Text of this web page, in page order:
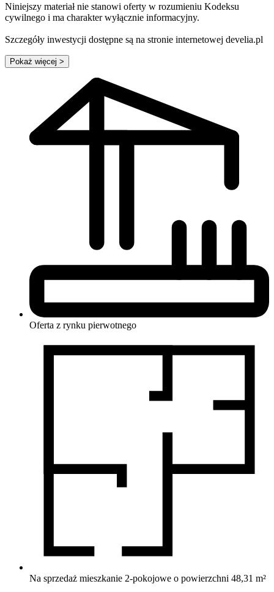
Niniejszy materiał nie stanowi oferty w rozumieniu Kodeksu
cywilnego i ma charakter wyłącznie informacyjny.
Szczegóły inwestycji dostępne są na stronie internetowej develia.pl
Pokaż więcej >
Oferta z rynku pierwotnego
Na sprzedaż mieszkanie 2-pokojowe o powierzchni 48,31 m²